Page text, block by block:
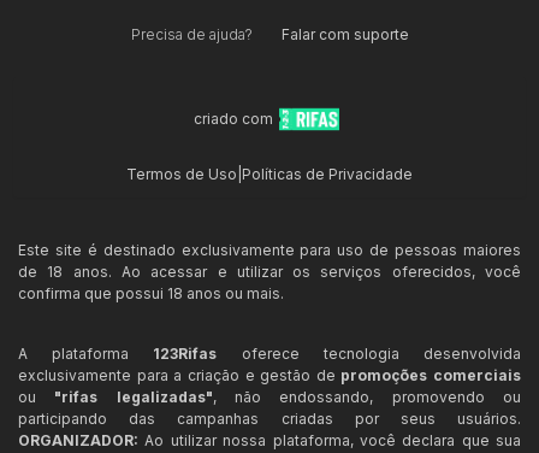
Precisa de ajuda? Falar com suporte
criado com
Termos de Uso Políticas de Privacidade
Este site é destinado exclusivamente para uso de pessoas maiores
de 18 anos. Ao acessar e utilizar os serviços oferecidos, você
confirma que possui 18 anos ou mais.
A plataforma 123Rifas oferece tecnologia desenvolvida
exclusivamente para a criação e gestão de promoções comerciais
ou "rifas legalizadas", não endossando, promovendo ou
participando das campanhas criadas por seus usuários.
ORGANIZADOR: Ao utilizar nossa plataforma, você declara que sua